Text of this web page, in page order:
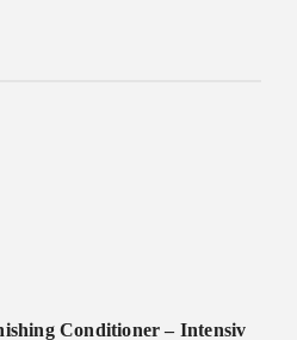
Conditioner – Intensiv